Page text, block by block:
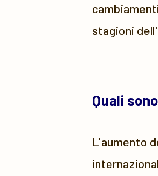
stagioni
Quali
L'aumento